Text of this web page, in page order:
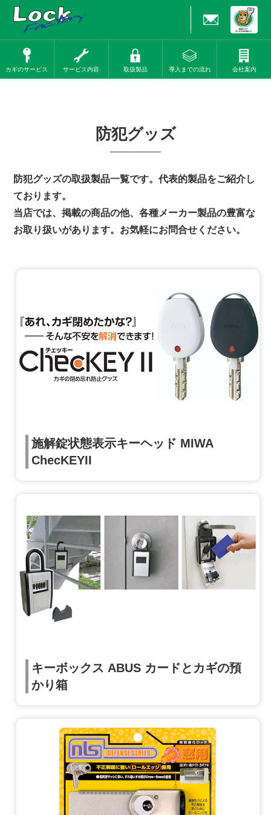
カギのサービス サービス内容 取扱製品 導入までの流れ 会社案内
防犯グッズ
防犯グッズの取扱製品一覧です。代表的製品をご紹介し
ております。
当店では、掲載の商品の他、各種メーカー製品の豊富な
お取り扱いがあります。お気軽にお問合せください。
施解錠状態表示キーヘッド MIWA
ChecKEYII
キーボックス ABUS カードとカギの預
かり箱